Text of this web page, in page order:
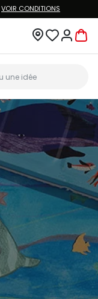
VOIR CONDITIONS